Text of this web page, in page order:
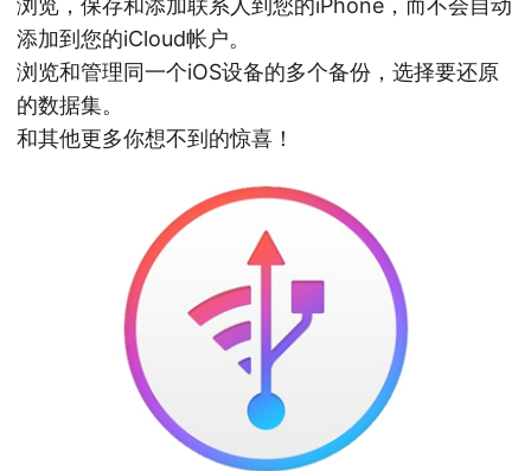
浏览，保存和添加联系人到您的iPhone，而不会自动
添加到您的iCloud帐户。
浏览和管理同一个iOS设备的多个备份，选择要还原
的数据集。
和其他更多你想不到的惊喜！